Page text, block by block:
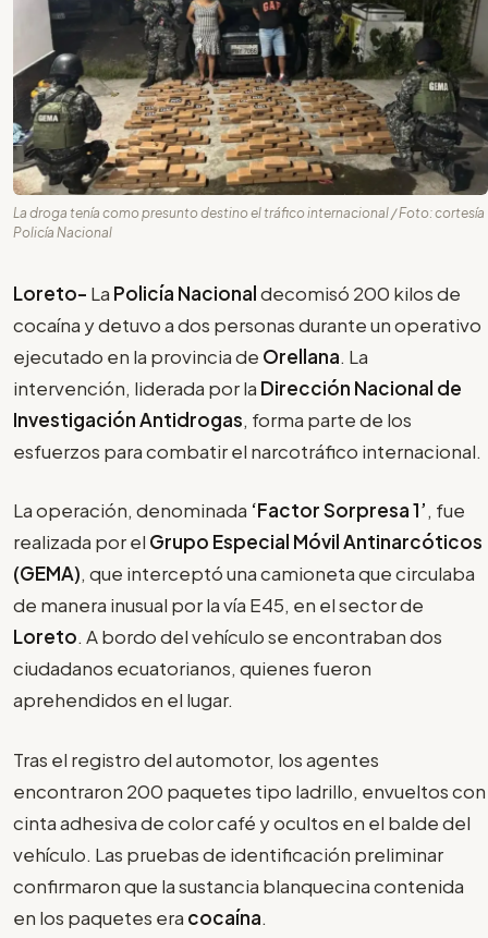
La droga tenía como presunto destino el tráfico internacional / Foto: cortesía
Policía Nacional
Loreto- La Policía Nacionaldecomisó 200 kilos de
cocaína y detuvo a dos personas durante un operativo
ejecutado en la provincia de Orellana. La
intervención, liderada por la Dirección Nacional de
Investigación Antidrogas, forma parte de los
esfuerzos para combatir el narcotráfico internacional.
La operación, denominada ‘Factor Sorpresa 1’, fue
realizada por el Grupo Especial Móvil Antinarcóticos
(GEMA), que interceptó una camioneta que circulaba
de manera inusual por la vía E45, en el sector de
Loreto. A bordo del vehículo se encontraban dos
ciudadanos ecuatorianos, quienes fueron
aprehendidos en el lugar.
Tras el registro del automotor, los agentes
encontraron 200 paquetes tipo ladrillo, envueltos con
cinta adhesiva de color café y ocultos en el balde del
vehículo. Las pruebas de identificación preliminar
confirmaron que la sustancia blanquecina contenida
en los paquetes era cocaína.